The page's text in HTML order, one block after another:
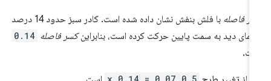
فاصله
با فلش بنفش نشان داده شده است. کادر سبز حدود 14 درصد
نمای دید به سمت پایین حرکت کرده است، بنابراین کسر فاصله 0.14